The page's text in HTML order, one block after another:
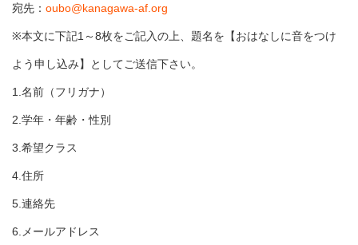
宛先： oubo@kanagawa-af.org
※本文に下記1～8枚をご記入の上、題名を【おはなしに音をつけ
よう申し込み】としてご送信下さい。
1.名前（フリガナ）
2.学年・年齢・性別
3.希望クラス
4.住所
5.連絡先
6.メールアドレス